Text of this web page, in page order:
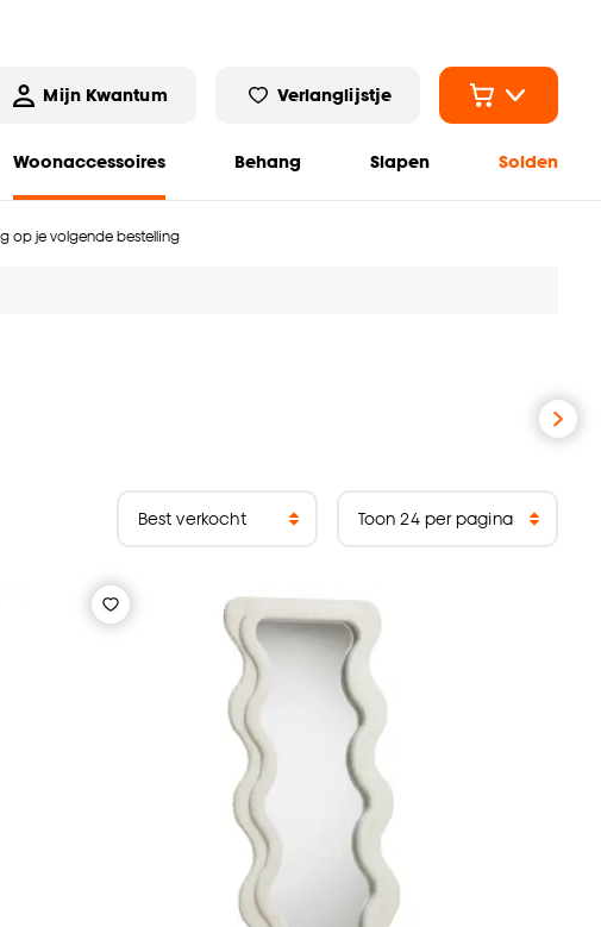
Mijn Kwantum Verlanglijstje
Woonaccessoires Behang Slapen Solden
op je volgende bestelling